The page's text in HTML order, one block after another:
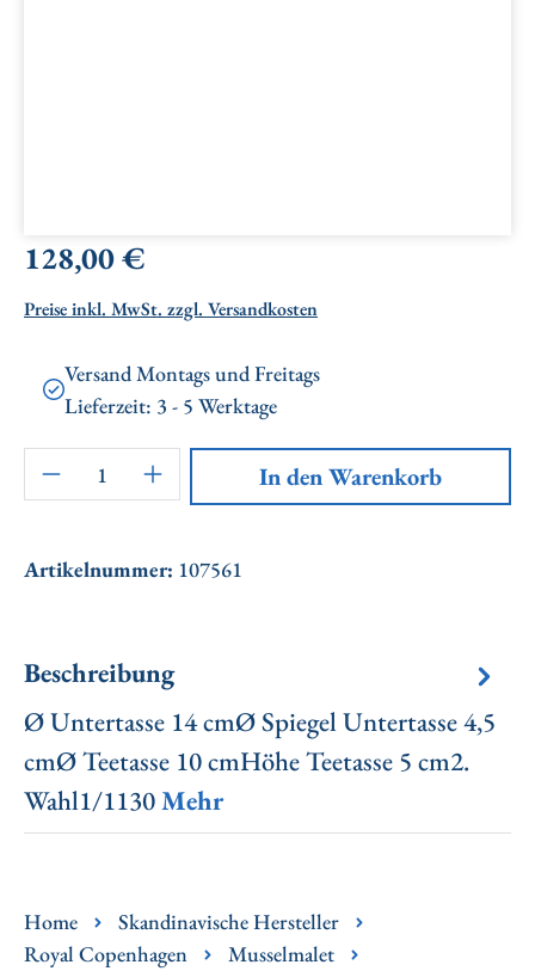
Regulärer Preis:
128,00 €
Preise inkl. MwSt. zzgl. Versandkosten
Versand Montags und Freitags
Lieferzeit: 3 - 5 Werktage
Artikel Anzahl: Gib den gewünschten
In den Warenkorb
Artikelnummer: 107561
Beschreibung
Ø Untertasse 14 cmØ Spiegel Untertasse 4,5
cmØ Teetasse 10 cmHöhe Teetasse 5 cm2.
Wahl1/1130Mehr
Home
Skandinavische Hersteller
Royal Copenhagen
Musselmalet